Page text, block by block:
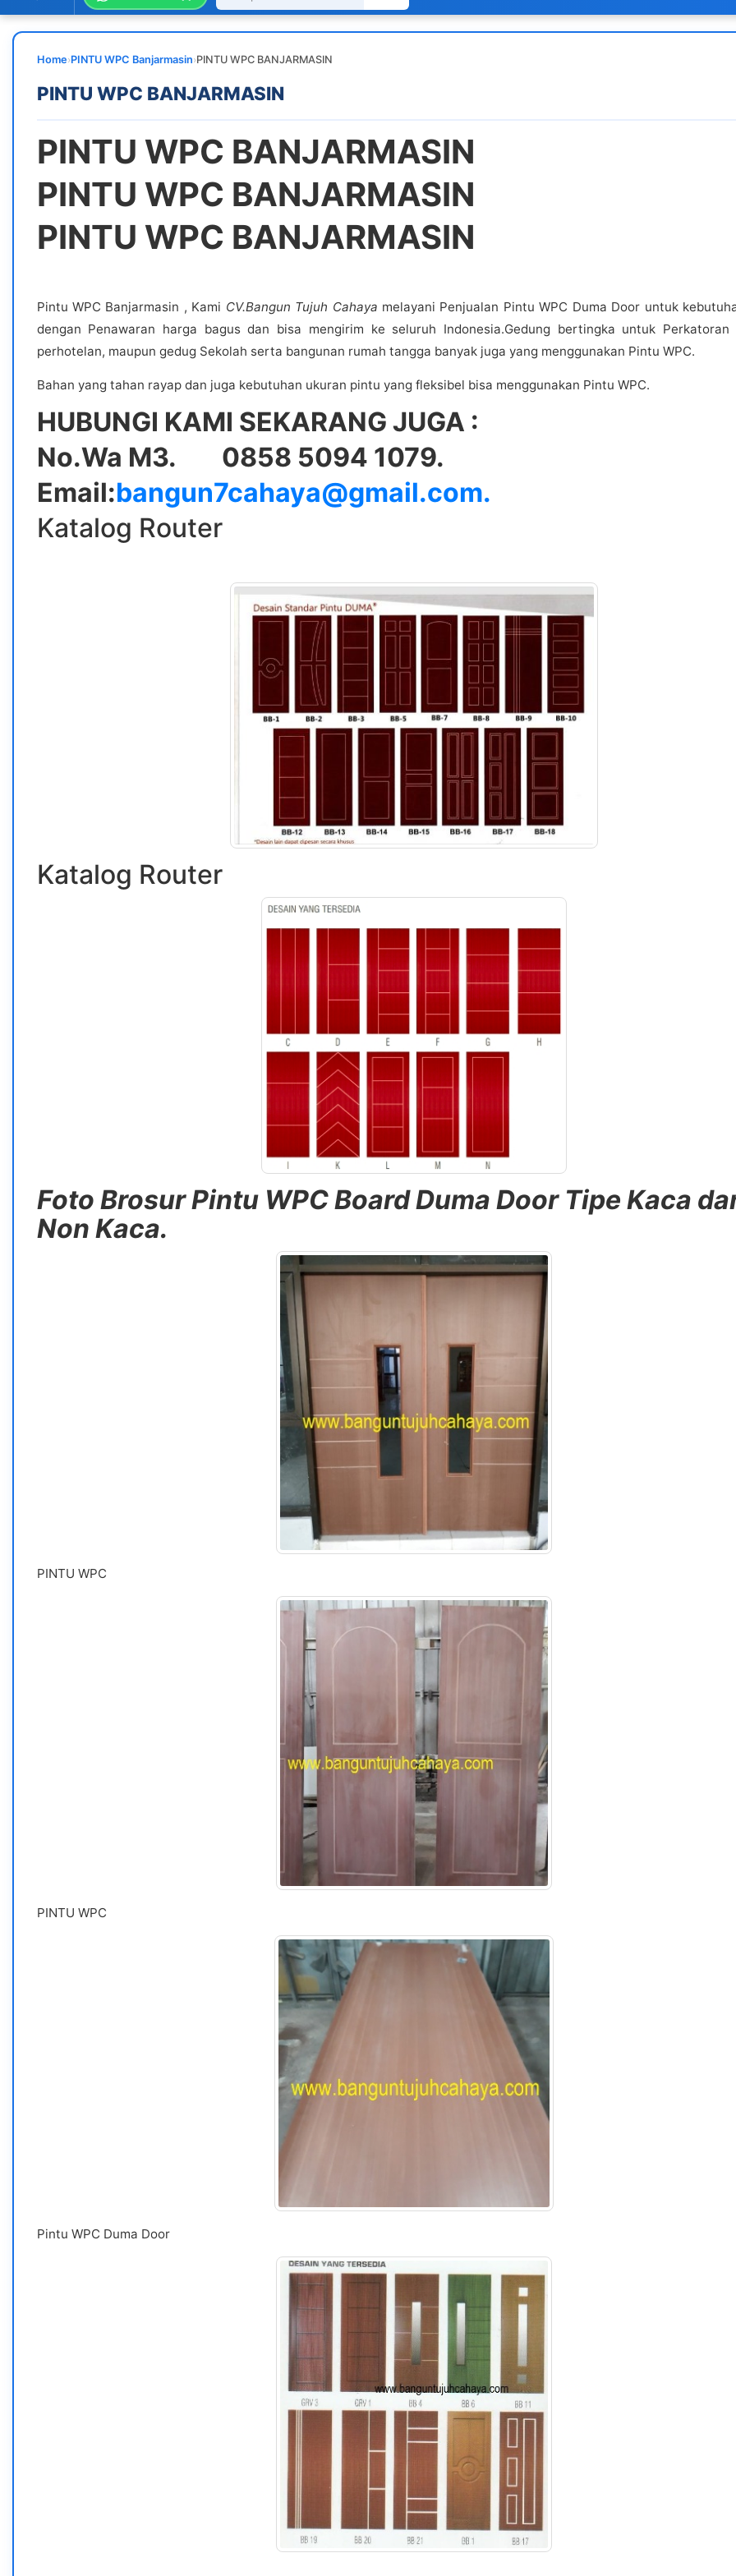
Home›PINTU WPC Banjarmasin›PINTU WPC BANJARMASIN
PINTU WPC BANJARMASIN
PINTU WPC BANJARMASIN
PINTU WPC BANJARMASIN
PINTU WPC BANJARMASIN
Pintu WPC Banjarmasin , Kami CV.Bangun Tujuh Cahaya melayani Penjualan Pintu WPC Duma Door untuk
dengan Penawaran harga bagus dan bisa mengirim ke seluruh Indonesia.Gedung bertingka untuk
perhotelan, maupun gedug Sekolah serta bangunan rumah tangga banyak juga yang menggunakan Pintu WPC.
Bahan yang tahan rayap dan juga kebutuhan ukuran pintu yang fleksibel bisa menggunakan Pintu WPC.
HUBUNGI KAMI SEKARANG JUGA :
No.Wa M3. 0858 5094 1079.
Email:bangun7cahaya@gmail.com.
Katalog Router
Katalog Router
Foto Brosur Pintu WPC Board Duma Door Tipe Kaca
Non Kaca.
PINTU WPC
PINTU WPC
Pintu WPC Duma Door